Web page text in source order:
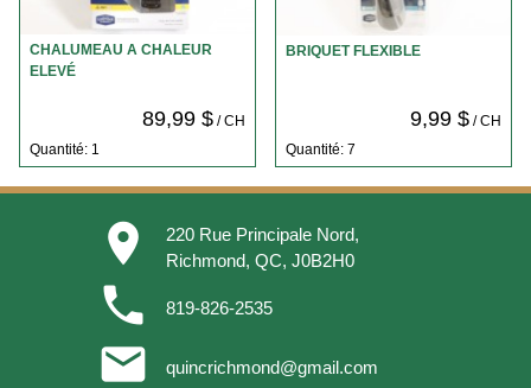
CHALUMEAU A CHALEUR
ELEVÉ
89,99 $/ CH
Quantité: 1
BRIQUET FLEXIBLE
9,99 $/ CH
Quantité: 7
place
220 Rue Principale Nord,
Richmond, QC, J0B2H0
phone 819-826-2535
email quincrichmond@gmail.com